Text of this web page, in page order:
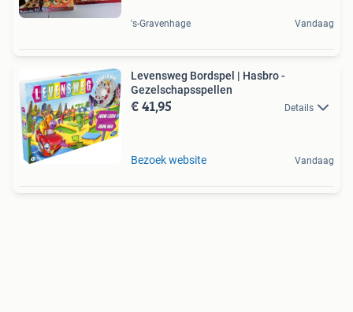
's-Gravenhage Vandaag
Levensweg Bordspel | Hasbro -
Gezelschapsspellen
€ 41,95 Details
Bezoek website Vandaag